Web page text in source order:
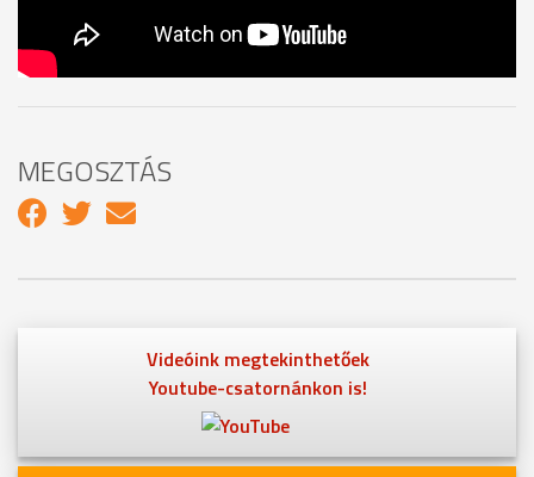
MEGOSZTÁS
Videóink megtekinthetőek
Youtube-csatornánkon is!